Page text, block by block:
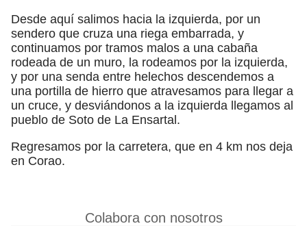
Desde aquí salimos hacia la izquierda, por un
sendero que cruza una riega embarrada, y
continuamos por tramos malos a una cabaña
rodeada de un muro, la rodeamos por la izquierda,
y por una senda entre helechos descendemos a
una portilla de hierro que atravesamos para llegar a
un cruce, y desviándonos a la izquierda llegamos al
pueblo de Soto de La Ensartal.
Regresamos por la carretera, que en 4 km nos deja
en Corao.
Colabora con nosotros